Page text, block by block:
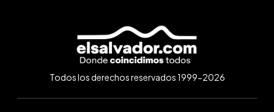
Todos los derechos reservados 1999-2026